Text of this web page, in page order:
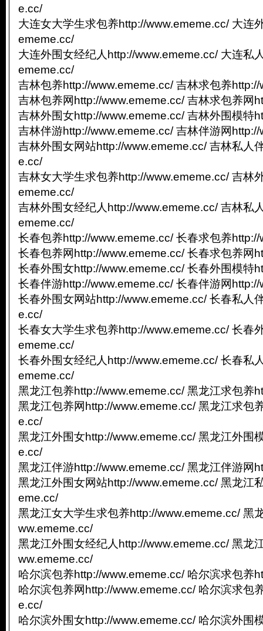
e.cc/
大连女大学生求包养http://www.ememe.cc/ 大连
ememe.cc/
大连外围女经纪人http://www.ememe.cc/ 大连私
ememe.cc/
吉林包养http://www.ememe.cc/ 吉林求包养
吉林包养网http://www.ememe.cc/ 吉林求包养网
吉林外围女http://www.ememe.cc/ 吉林外围模特
吉林伴游http://www.ememe.cc/ 吉林伴游网
吉林外围女网站http://www.ememe.cc/ 吉林私人
e.cc/
吉林女大学生求包养http://www.ememe.cc/ 吉林
ememe.cc/
吉林外围女经纪人http://www.ememe.cc/ 吉林私
ememe.cc/
长春包养http://www.ememe.cc/ 长春求包养
长春包养网http://www.ememe.cc/ 长春求包养网
长春外围女http://www.ememe.cc/ 长春外围模特
长春伴游http://www.ememe.cc/ 长春伴游网
长春外围女网站http://www.ememe.cc/ 长春私人
e.cc/
长春女大学生求包养http://www.ememe.cc/ 长春
ememe.cc/
长春外围女经纪人http://www.ememe.cc/ 长春私
ememe.cc/
黑龙江包养http://www.ememe.cc/ 黑龙江求包养
黑龙江包养网http://www.ememe.cc/ 黑龙江求包
e.cc/
黑龙江外围女http://www.ememe.cc/ 黑龙江外围
e.cc/
黑龙江伴游http://www.ememe.cc/ 黑龙江伴游网
黑龙江外围女网站http://www.ememe.cc/ 黑龙江
eme.cc/
黑龙江女大学生求包养http://www.ememe.cc/ 黑
ww.ememe.cc/
黑龙江外围女经纪人http://www.ememe.cc/ 黑龙
ww.ememe.cc/
哈尔滨包养http://www.ememe.cc/ 哈尔滨求包养
哈尔滨包养网http://www.ememe.cc/ 哈尔滨求包
e.cc/
哈尔滨外围女http://www.ememe.cc/ 哈尔滨外围